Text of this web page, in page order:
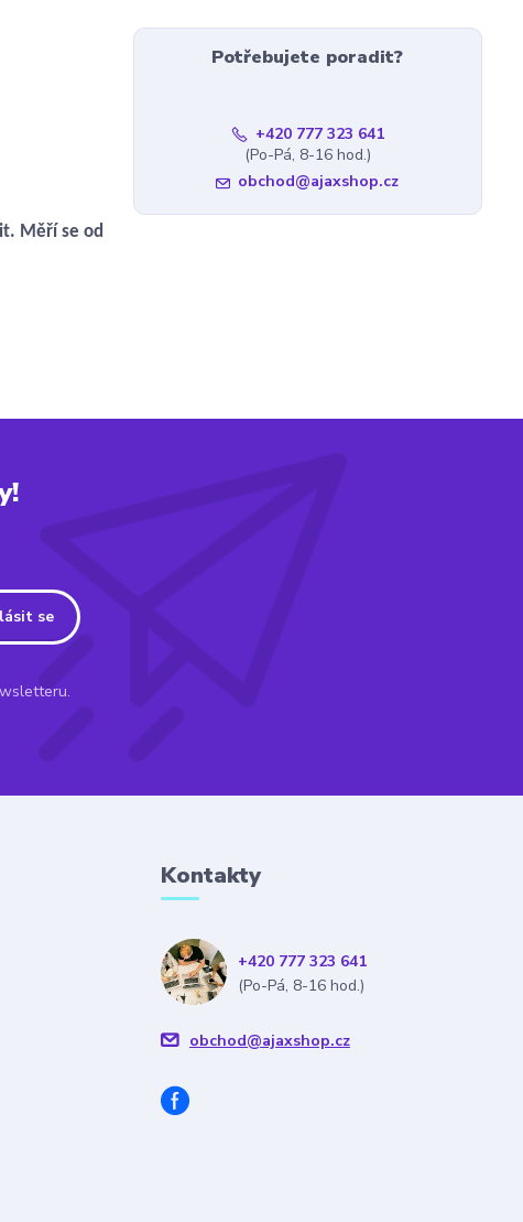
Měří se od
Potřebujete poradit?
+420 777 323 641
(Po-Pá, 8-16 hod.)
obchod@ajaxshop.cz
se
Kontakty
+420 777 323 641
(Po-Pá, 8-16 hod.)
obchod@ajaxshop.cz